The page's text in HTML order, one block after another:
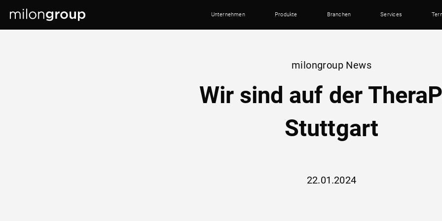
Unternehmen Produkte Branchen Services
milongroup News
Wir sind auf der
Stuttgart
22.01.2024